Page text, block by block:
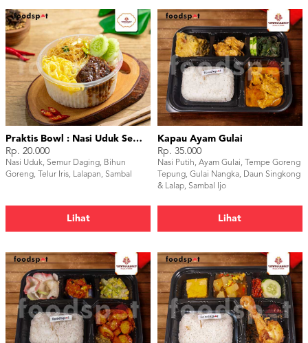
Praktis Bowl : Nasi Uduk Semur Daging
Rp. 20.000
Nasi Uduk, Semur Daging, Bihun
Goreng, Telur Iris, Lalapan, Sambal
Lihat
Kapau Ayam Gulai
Rp. 35.000
Nasi Putih, Ayam Gulai, Tempe Goreng
Tepung, Gulai Nangka, Daun Singkong
& Lalap, Sambal Ijo
Lihat